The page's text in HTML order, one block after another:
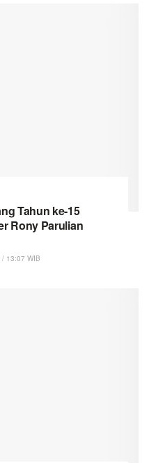
Tahun ke-15
Rony Parulian
13:07 WIB